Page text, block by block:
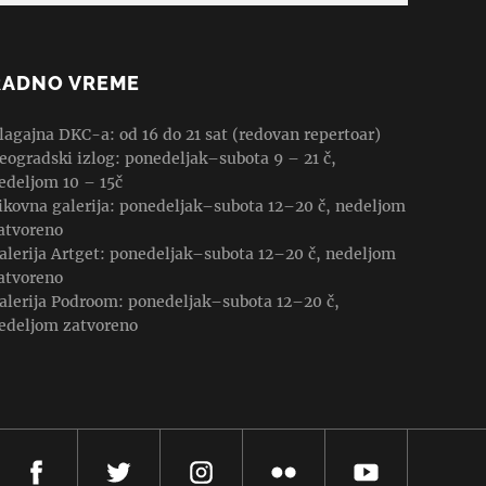
VREME
DKC-a: od 16 do 21 sat (redovan repertoar)
izlog: ponedeljak–subota 9 – 21 č,
10 – 15č
galerija: ponedeljak–subota 12–20 č, nedeljom
Artget: ponedeljak–subota 12–20 č, nedeljom
Podroom: ponedeljak–subota 12–20 č,
zatvoreno